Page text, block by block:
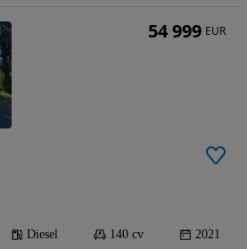
Diesel 140 cv 2021
54 999 EUR